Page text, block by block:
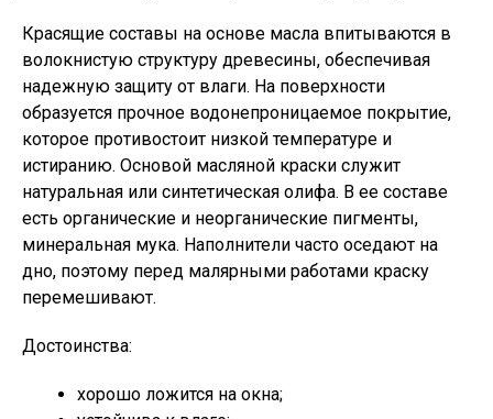
Красящие составы на основе масла впитываются в
волокнистую структуру древесины, обеспечивая
надежную защиту от влаги. На поверхности
образуется прочное водонепроницаемое покрытие,
которое противостоит низкой температуре и
истиранию. Основой масляной краски служит
натуральная или синтетическая олифа. В ее составе
есть органические и неорганические пигменты,
минеральная мука. Наполнители часто оседают на
дно, поэтому перед малярными работами краску
перемешивают.
Достоинства:
хорошо ложится на окна;